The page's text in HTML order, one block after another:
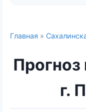
Главная »
г.